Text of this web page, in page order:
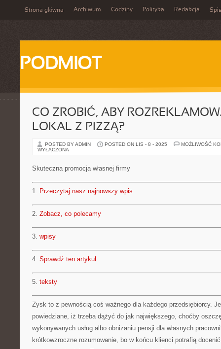
Strona główna Archiwum Godziny Polityka Redakcja
PODMIOT
CO ZROBIĆ, ABY
LOKAL Z PIZZĄ?
POSTED BY ADMIN POSTED ON LIS - 8 - 2025
MOŻLIWOŚĆ
WYŁĄCZONA
Skuteczna promocja własnej firmy
1. Przeczytaj nasz najnowszy wpis
2. Zobacz, co polecamy
3. wpisy
4. Sprawdź ten artykuł
5. teksty
Zysk to z pewnością coś ważnego dla każdego przedsiębiorcy.
powiedziane, iż trzeba dążyć do jak największego, choćby
wykonywanych usług albo obniżaniu pensji dla własnych
krótkowzroczne rozumowanie, bo w końcu klienci potrafią